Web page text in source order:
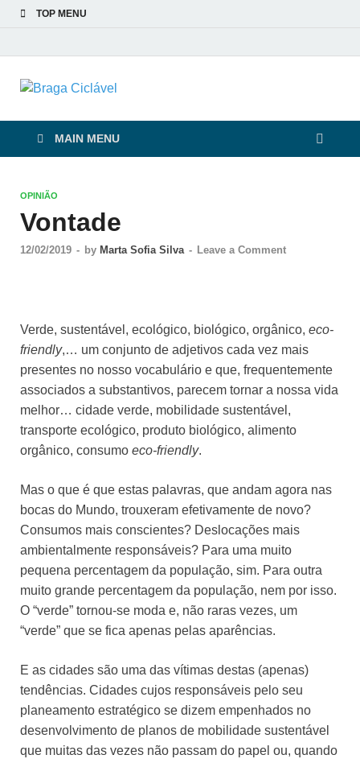
TOP MENU
Braga Ciclável
MAIN MENU
OPINIÃO
Vontade
12/02/2019 - by Marta Sofia Silva - Leave a Comment
Verde, sustentável, ecológico, biológico, orgânico, eco-
friendly,… um conjunto de adjetivos cada vez mais
presentes no nosso vocabulário e que, frequentemente
associados a substantivos, parecem tornar a nossa vida
melhor… cidade verde, mobilidade sustentável,
transporte ecológico, produto biológico, alimento
orgânico, consumo eco-friendly.
Mas o que é que estas palavras, que andam agora nas
bocas do Mundo, trouxeram efetivamente de novo?
Consumos mais conscientes? Deslocações mais
ambientalmente responsáveis? Para uma muito
pequena percentagem da população, sim. Para outra
muito grande percentagem da população, nem por isso.
O “verde” tornou-se moda e, não raras vezes, um
“verde” que se fica apenas pelas aparências.
E as cidades são uma das vítimas destas (apenas)
tendências. Cidades cujos responsáveis pelo seu
planeamento estratégico se dizem empenhados no
desenvolvimento de planos de mobilidade sustentável
que muitas das vezes não passam do papel ou, quando